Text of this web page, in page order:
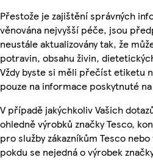
Přestože je zajištění správných
věnována nejvyšší péče, jsou
neustále aktualizovány tak, že
potravin, obsahu živin,
Vždy byste si měli přečíst etiketu
pouze na informace poskytnuté
V případě jakýchkoliv Vašich
ohledně výrobků značky Tesco,
pro služby zákazníkům Tesco
pokdu se nejedná o výrobek